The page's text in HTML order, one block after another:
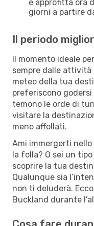
e approfitta ora
giorni a partire
Il periodo
Il momento ideale
sempre dalle attività
meteo della tua
preferiscono godersi
temono le orde di
visitare la
meno affollati.
Ami immergerti
la folla? O sei un
scoprire la tua
Qualunque sia
non ti deluderà.
Buckland durante